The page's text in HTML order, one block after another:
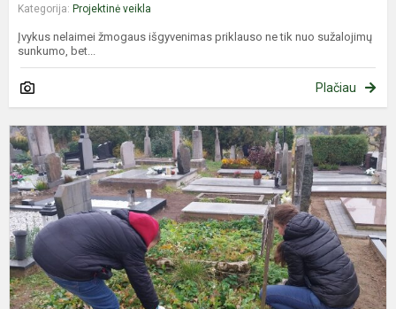
Kategorija: Projektinė veikla
Įvykus nelaimei žmogaus išgyvenimas priklauso ne tik nuo sužalojimų
sunkumo, bet...
Plačiau